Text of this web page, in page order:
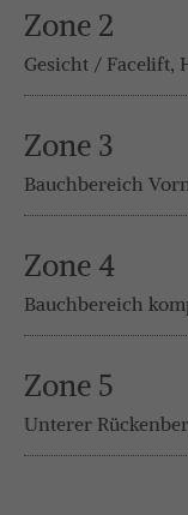
Zone 2
Gesicht / Facelift,
Zone 3
Bauchbereich
Zone 4
Bauchbereich
Zone 5
Unterer